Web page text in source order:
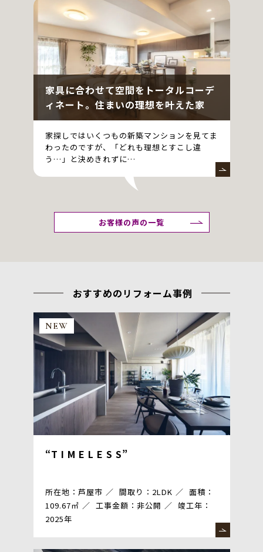
家具に合わせて空間をトータルコーデ
ィネート。住まいの理想を叶えた家
家探しではいくつもの新築マンションを見てま
わったのですが、「どれも理想とすこし違
う…」と決めきれずに…
お客様の声の一覧
おすすめのリフォーム事例
NEW
“T I M E L E S S”
所在地：芦屋市 間取り：2LDK
面積：
109.67㎡
工事金額：非公開
竣工年：
2025年